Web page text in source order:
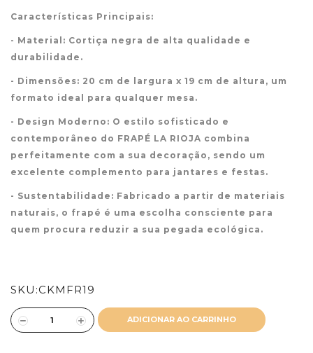
Características Principais:
- Material: Cortiça negra de alta qualidade e
durabilidade.
- Dimensões: 20 cm de largura x 19 cm de altura, um
formato ideal para qualquer mesa.
- Design Moderno: O estilo sofisticado e
contemporâneo do FRAPÉ LA RIOJA combina
perfeitamente com a sua decoração, sendo um
excelente complemento para jantares e festas.
- Sustentabilidade: Fabricado a partir de materiais
naturais, o frapé é uma escolha consciente para
quem procura reduzir a sua pegada ecológica.
SKU:CKMFR19
ADICIONAR AO CARRINHO